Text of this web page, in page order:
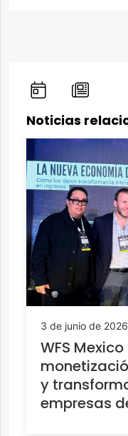
Noticias
3 de junio de 2026
WFS
y
empresas